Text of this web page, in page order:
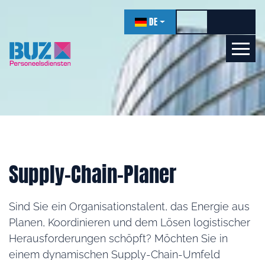
DE
Hohen Kontrast
Supply-Chain-Planer
Sind Sie ein Organisationstalent, das Energie aus
Planen, Koordinieren und dem Lösen logistischer
Herausforderungen schöpft? Möchten Sie in
einem dynamischen Supply-Chain-Umfeld
Lernen wir uns kennen!